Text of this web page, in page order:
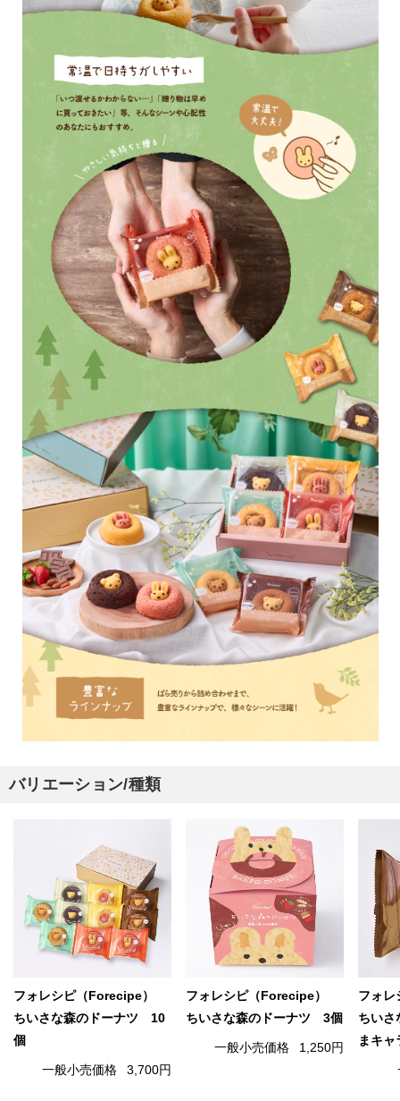
バリエーション/種類
フォレシピ（Forecipe）
ちいさな森のドーナツ 10
個
一般小売価格 3,700円
フォレシピ（Forecipe）
ちいさな森のドーナツ 3個
一般小売価格 1,250円
フォ
ちい
まキャ